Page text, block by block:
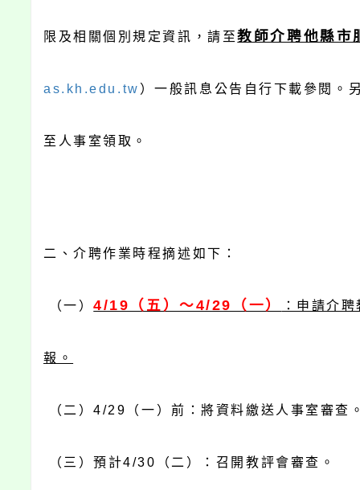
限及相關個別規定資訊，請至教師介聘他縣市
as.kh.edu.tw ）一般訊息公告自行下載參閱。
至人事室領取。
二、介聘作業時程摘述如下：
（一）4/19（五）～4/29（一） ：申請介
報。
（二）4/29（一）前：將資料繳送人事室審查
（三）預計4/30（二）：召開教評會審查。